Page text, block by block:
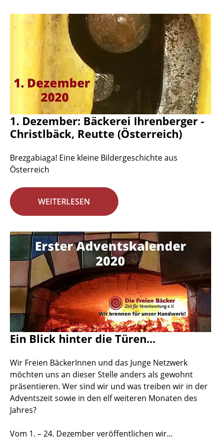
1. Dezember: Bäckerei Ihrenberger -
Christlbäck, Reutte (Österreich)
Brezgabiaga! Eine kleine Bildergeschichte aus
Österreich
WEITERLESEN
Ein Blick hinter die Türen...
Wir Freien BäckerInnen und das Junge Netzwerk
möchten uns an dieser Stelle anders als gewohnt
präsentieren. Wer sind wir und was treiben wir in der
Adventszeit sowie in den elf weiteren Monaten des
Jahres?
Vom 1. – 24. Dezember veröffentlichen wir...